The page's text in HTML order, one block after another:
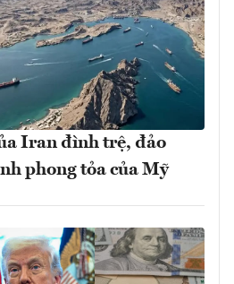
Iran đình trệ, đảo
phong tỏa của Mỹ